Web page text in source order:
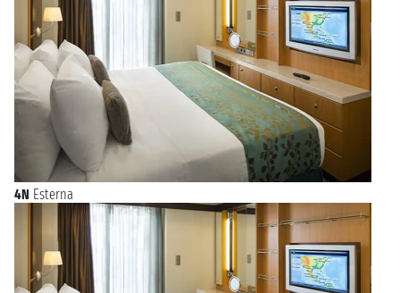
4N Esterna